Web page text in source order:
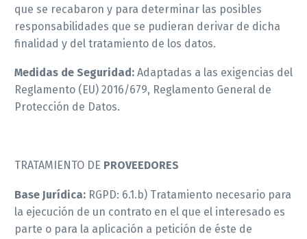
que se recabaron y para determinar las posibles
responsabilidades que se pudieran derivar de dicha
finalidad y del tratamiento de los datos.
Medidas de Seguridad: Adaptadas a las exigencias del
Reglamento (EU) 2016/679, Reglamento General de
Protección de Datos.
TRATAMIENTO DE PROVEEDORES
Base Jurídica: RGPD: 6.1.b) Tratamiento necesario para
la ejecución de un contrato en el que el interesado es
parte o para la aplicación a petición de éste de